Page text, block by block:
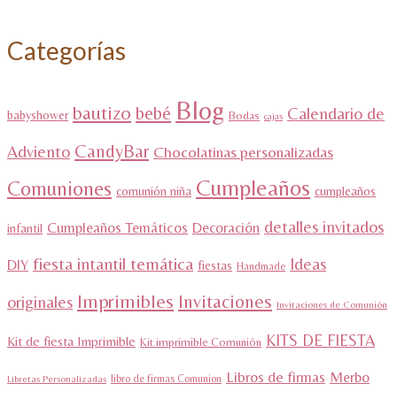
Categorías
babyshower bautizo bebé Blog Bodas cajas Calendario de
Adviento CandyBar Chocolatinas personalizadas
Comuniones comunión niña Cumpleaños cumpleaños
infantil Cumpleaños Temáticos Decoración detalles invitados
DIY fiesta intantil temática fiestas Handmade Ideas
originales Imprimibles Invitaciones Invitaciones de Comunión
Kit de fiesta Imprimible Kit imprimible Comunión KITS DE FIESTA
Libretas Personalizadas libro de firmas Comunion Libros de firmas Merbo